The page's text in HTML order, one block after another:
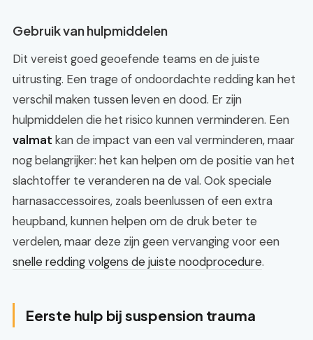
Gebruik van hulpmiddelen
Dit vereist goed geoefende teams en de juiste
uitrusting. Een trage of ondoordachte redding kan het
verschil maken tussen leven en dood. Er zijn
hulpmiddelen die het risico kunnen verminderen. Een
valmat kan de impact van een val verminderen, maar
nog belangrijker: het kan helpen om de positie van het
slachtoffer te veranderen na de val. Ook speciale
harnasaccessoires, zoals beenlussen of een extra
heupband, kunnen helpen om de druk beter te
verdelen, maar deze zijn geen vervanging voor een
snelle redding volgens de juiste noodprocedure.
Eerste hulp bij suspension trauma